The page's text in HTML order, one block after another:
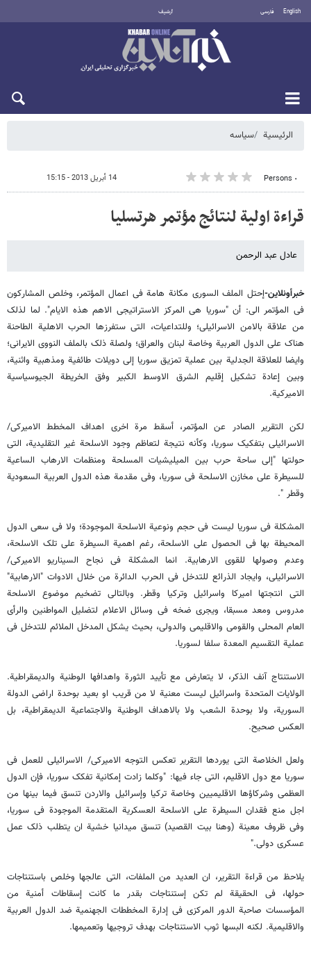
English فارسی أرشيف
الرئيسية سیاسه
٠ Persons 14 أبريل 2013 - 15:15
قراءة اولیة لنتائج مؤتمر هرتسلیا
عادل عبد الرحمن
خبرأونلاین-إحتل الملف السوری مکانة هامة فی اعمال المؤتمر، وخلص المشارکون
فی المؤتمر الى: أن "سوریا هی المرکز الاستراتیجی الاهم هذه الایام". لما لذلک
من علاقة بالامن الاسرائیلی؛ وللتداعیات، التی ستفرزها الحرب الاهلیة الطاحنة
هناک على الدول العربیة وخاصة لبنان والعراق؛ ولصلة ذلک بالملف النووی الایرانی؛
وایضا للعلاقة الجدلیة بین عملیة تمزیق سوریا إلى دویلات طائفیة ومذهبیة واثنیة،
وبین إعادة تشکیل إقلیم الشرق الاوسط الکبیر وفق الخریطة الجیوسیاسیة
الامیرکیة.
لکن التقریر الصادر عن المؤتمر، أسقط مرة اخرى اهداف المخطط الامیرکی/
الاسرائیلی بتفکیک سوریا، وکأنه نتیجة لتعاظم وجود الاسلحة غیر التقلیدیة، التی
حولتها "إلى ساحة حرب بین المیلیشیات المسلحة ومنظمات الارهاب الساعیة
للسیطرة على مخازن الاسلحة فی سوریا، وفی مقدمة هذه الدول العربیة السعودیة
وقطر ".
المشکلة فی سوریا لیست فی حجم ونوعیة الاسلحة الموجودة؛ ولا فی سعی الدول
المحیطة بها فی الحصول على الاسلحة، رغم اهمیة السیطرة على تلک الاسلحة،
وعدم وصولها للقوى الارهابیة. انما المشکلة فی نجاح السیناریو الامیرکی/
الاسرائیلی، وایجاد الذرائع للتدخل فی الحرب الدائرة من خلال الادوات "الارهابیة"
التی انتجتها امیرکا واسرائیل وترکیا وقطر. وبالتالی تضخیم موضوع الاسلحة
مدروس ومعد مسبقا، ویجری ضخه فی وسائل الاعلام لتضلیل المواطنین والرأی
العام المحلی والقومی والاقلیمی والدولی، بحیث یشکل المدخل الملائم للتدخل فی
عملیة التقسیم المعدة سلفا لسوریا.
الاستنتاج آنف الذکر، لا یتعارض مع تأیید الثورة واهدافها الوطنیة والدیمقراطیة.
الولایات المتحدة واسرائیل لیست معنیة لا من قریب او بعید بوحدة اراضی الدولة
السوریة، ولا بوحدة الشعب ولا بالاهداف الوطنیة والاجتماعیة الدیمقراطیة، بل
العکس صحیح.
ولعل الخلاصة التی یوردها التقریر تعکس التوجه الامیرکی/ الاسرائیلی للعمل فی
سوریا مع دول الاقلیم، التی جاء فیها: "وکلما زادت إمکانیة تفکک سوریا، فإن الدول
العظمى وشرکاؤها الاقلیمیین وخاصة ترکیا وإسرائیل والاردن تنسق فیما بینها من
اجل منع فقدان السیطرة على الاسلحة العسکریة المتقدمة الموجودة فی سوریا،
وفی ظروف معینة (وهنا بیت القصید) تنسق میدانیا خشیة ان یتطلب ذلک عمل
عسکری دولی."
یلاحظ من قراءة التقریر، ان العدید من الملفات، التی عالجها وخلص باستنتاجات
حولها، فی الحقیقة لم تکن إستنتاجات بقدر ما کانت إسقاطات أمنیة من
المؤسسات صاحبة الدور المرکزی فی إدارة المخططات الجهنمیة ضد الدول العربیة
والاقلیمیة. لکنه البسها ثوب الاستنتاجات بهدف تروجیها وتعمیمها.